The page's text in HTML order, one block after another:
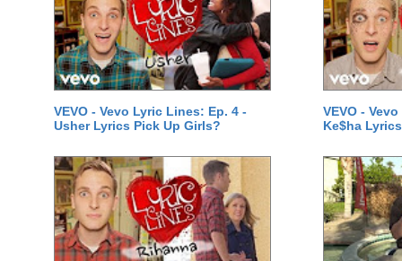
VEVO - Vevo Lyric Lines: Ep. 4 -
Usher Lyrics Pick Up Girls?
VEVO -
Ke$ha